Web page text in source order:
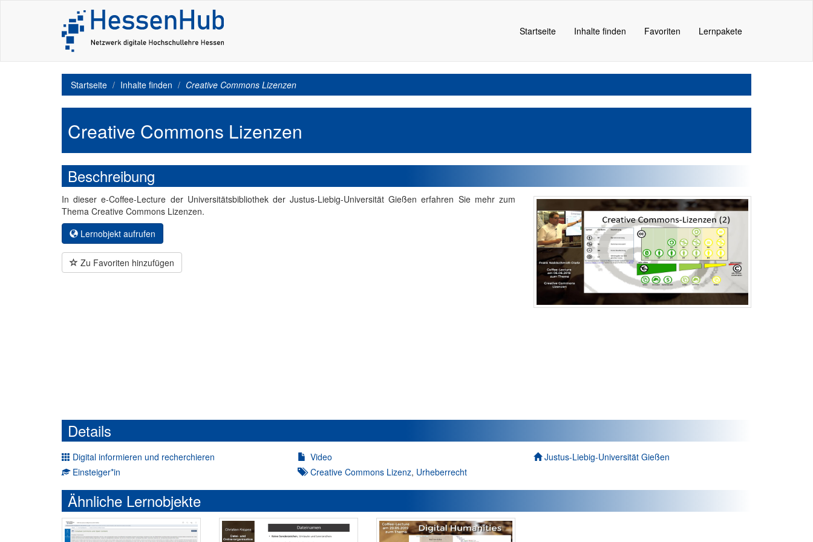
Startseite Inhalte finden Favoriten Lernpakete
Startseite Inhalte finden Creative Commons Lizenzen
Creative Commons Lizenzen
Beschreibung
In dieser e-Coffee-Lecture der Universitätsbibliothek der Justus-Liebig-Universität Gießen erfahren Sie mehr zum
Thema Creative Commons Lizenzen.
Lernobjekt aufrufen
Zu Favoriten hinzufügen
Details
Digital informieren und recherchieren
Einsteiger*in
Video
Creative Commons Lizenz, Urheberrecht
Autor*in:
Justus-Liebig-Universität Gießen
Ähnliche Lernobjekte